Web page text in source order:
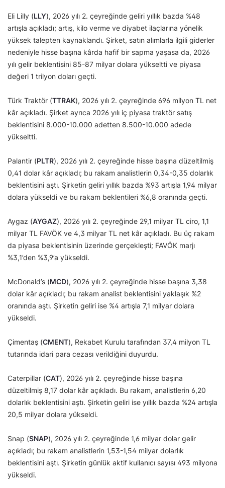
Eli Lilly (LLY), 2026 yılı 2. çeyreğinde geliri yıllık bazda %48
artışla açıkladı; artış, kilo verme ve diyabet ilaçlarına yönelik
yüksek talepten kaynaklandı. Şirket, satın alımlarla ilgili giderler
nedeniyle hisse başına kârda hafif bir sapma yaşasa da, 2026
yılı gelir beklentisini 85-87 milyar dolara yükseltti ve piyasa
değeri 1 trilyon doları geçti.
Türk Traktör (TTRAK), 2026 yılı 2. çeyreğinde 696 milyon TL net
kâr açıkladı. Şirket ayrıca 2026 yılı iç piyasa traktör satış
beklentisini 8.000-10.000 adetten 8.500-10.000 adede
yükseltti.
Palantir (PLTR), 2026 yılı 2. çeyreğinde hisse başına düzeltilmiş
0,41 dolar kâr açıkladı; bu rakam analistlerin 0,34-0,35 dolarlık
beklentisini aştı. Şirketin geliri yıllık bazda %93 artışla 1,94 milyar
dolara yükseldi ve bu rakam beklentileri %6,8 oranında geçti.
Aygaz (AYGAZ), 2026 yılı 2. çeyreğinde 29,1 milyar TL ciro, 1,1
milyar TL FAVÖK ve 4,3 milyar TL net kâr açıkladı. Bu üç rakam
da piyasa beklentisinin üzerinde gerçekleşti; FAVÖK marjı
%3,1’den %3,9’a yükseldi.
McDonald’s (MCD), 2026 yılı 2. çeyreğinde hisse başına 3,38
dolar kâr açıkladı; bu rakam analist beklentisini yaklaşık %2
oranında aştı. Şirketin geliri ise %4 artışla 7,1 milyar dolara
yükseldi.
Çimentaş (CMENT), Rekabet Kurulu tarafından 37,4 milyon TL
tutarında idari para cezası verildiğini duyurdu.
Caterpillar (CAT), 2026 yılı 2. çeyreğinde hisse başına
düzeltilmiş 8,17 dolar kâr açıkladı. Bu rakam, analistlerin 6,20
dolarlık beklentisini aştı. Şirketin geliri ise yıllık bazda %24 artışla
20,5 milyar dolara yükseldi.
Snap (SNAP), 2026 yılı 2. çeyreğinde 1,6 milyar dolar gelir
açıkladı; bu rakam analistlerin 1,53-1,54 milyar dolarlık
beklentisini aştı. Şirketin günlük aktif kullanıcı sayısı 493 milyona
yükseldi.